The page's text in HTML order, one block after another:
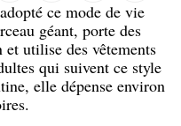
ce mode de vie
géant, porte des
utilise des vêtements
qui suivent ce style
elle dépense environ